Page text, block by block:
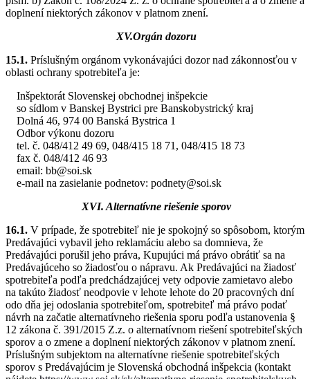
doplnení niektorých zákonov v platnom znení.
XV.Orgán dozoru
15.1. Príslušným orgánom vykonávajúci dozor nad zákonnosťou v
oblasti ochrany spotrebiteľa je:
Inšpektorát Slovenskej obchodnej inšpekcie
so sídlom v Banskej Bystrici pre Banskobystrický kraj
Dolná 46, 974 00 Banská Bystrica 1
Odbor výkonu dozoru
tel. č. 048/412 49 69, 048/415 18 71, 048/415 18 73
fax č. 048/412 46 93
email: bb@soi.sk
e-mail na zasielanie podnetov: podnety@soi.sk
XVI. Alternatívne riešenie sporov
16.1. V prípade, že spotrebiteľ nie je spokojný so spôsobom, ktorým
Predávajúci vybavil jeho reklamáciu alebo sa domnieva, že
Predávajúci porušil jeho práva, Kupujúci má právo obrátiť sa na
Predávajúceho so žiadosťou o nápravu. Ak Predávajúci na žiadosť
spotrebiteľa podľa predchádzajúcej vety odpovie zamietavo alebo
na takúto žiadosť neodpovie v lehote lehote do 20 pracovných dní
odo dňa jej odoslania spotrebiteľom, spotrebiteľ má právo podať
návrh na začatie alternatívneho riešenia sporu podľa ustanovenia §
12 zákona č. 391/2015 Z.z. o alternatívnom riešení spotrebiteľských
sporov a o zmene a doplnení niektorých zákonov v platnom znení.
Príslušným subjektom na alternatívne riešenie spotrebiteľských
sporov s Predávajúcim je Slovenská obchodná inšpekcia (kontakt